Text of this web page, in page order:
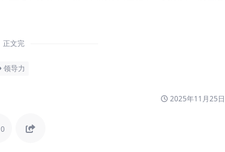
正文完
领导力
2025年11月25日
0